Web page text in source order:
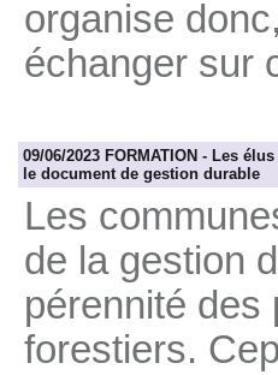
organise
échanger sur
09/06/2023 FORMATION - Les
le document de gestion durable
Les
de la gestion
pérennité des
forestiers.